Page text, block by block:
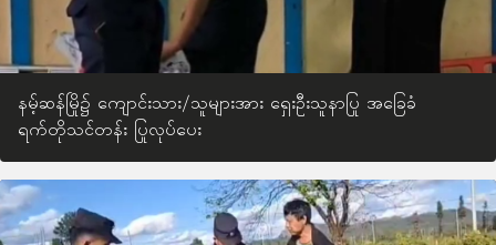
နမ့်ဆန်မြို၌ ကျောင်းသား/သူများအား ရှေးဦးသူနာပြု အခြေခံ
ရက်တိုသင်တန်း ပြုလုပ်ပေး